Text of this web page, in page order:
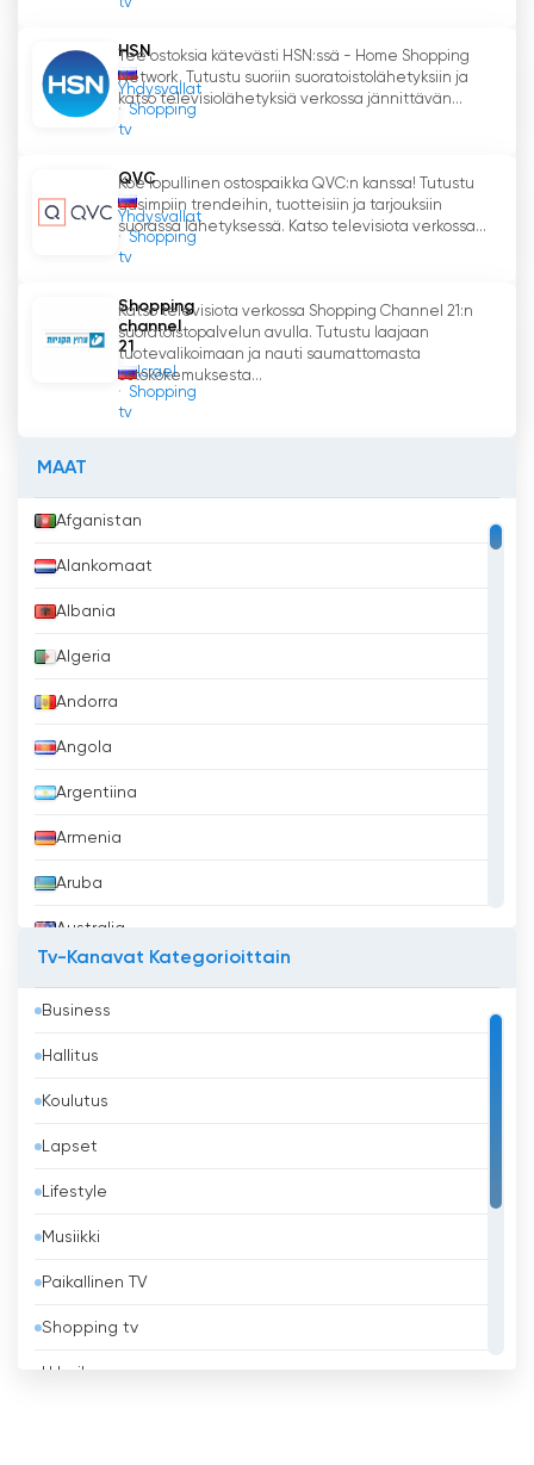
laatua ja laajan valikoiman tavaroita.
ansiosta olet aina ajan tasalla uusimmista
tuotteista ja kampanjoista. Tuhlaamatta aikaa
kauppareissuun voit helposti ja kätevästi tilata
toimistoon. Vitrina TV on uusi laadun ja
mukavuuden mittapuu ostosmaailmassa.
Vitrina TV Katso suoratoisto nyt
HSN
Yhdysvallat
Shopping
tv
Tee ostoksia kätevästi HSN:ssä - Home Shopping
Network. Tutustu suoriin suoratoistolähetyksiin ja
katso televisiolähetyksiä verkossa jännittävän...
QVC
Yhdysvallat
Shopping
tv
Koe lopullinen ostospaikka QVC:n kanssa! Tutustu
uusimpiin trendeihin, tuotteisiin ja tarjouksiin
suorassa lähetyksessä. Katso televisiota verkossa...
Shopping
channel
21
Israel
Shopping
tv
Katso televisiota verkossa Shopping Channel 21:n
suoratoistopalvelun avulla. Tutustu laajaan
tuotevalikoimaan ja nauti saumattomasta
ostokokemuksesta...
MAAT
Afganistan
Alankomaat
Albania
Algeria
Andorra
Angola
Argentiina
Armenia
Aruba
Australia
Bahrain
Bangladesh
Barbados
Belgia
Belize
Benin
Bhutan
Bolivia
Tv-Kanavat Kategorioittain
Business
Hallitus
Koulutus
Lapset
Lifestyle
Musiikki
Paikallinen TV
Shopping tv
Urheilu